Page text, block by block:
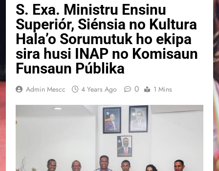
S. Exa. Ministru Ensinu
Superiór, Siénsia no Kultura
Hala’o Sorumutuk ho ekipa
sira husi INAP no Komisaun
Funsaun Públika
Admin Mescc 4 Years Ago 0 1 Mins